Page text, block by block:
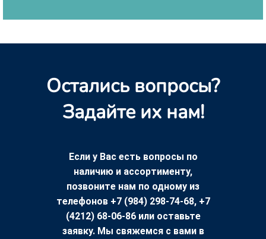
Остались вопросы?
Задайте их нам!
Если у Вас есть вопросы по
наличию и ассортименту,
позвоните нам по одному из
телефонов +7 (984) 298-74-68, +7
(4212) 68-06-86 или оставьте
заявку. Мы свяжемся с вами в